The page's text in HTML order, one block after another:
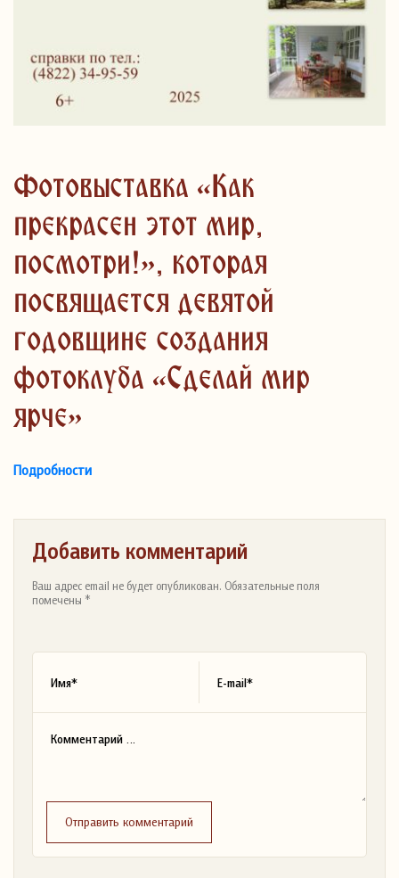
Фотовыставка «Как
прекрасен этот мир,
посмотри!», которая
посвящается девятой
годовщине создания
фотоклуба «Сделай мир
ярче»
Подробности
Добавить комментарий
Ваш адрес email не будет опубликован. Обязательные поля
помечены *
Отправить комментарий